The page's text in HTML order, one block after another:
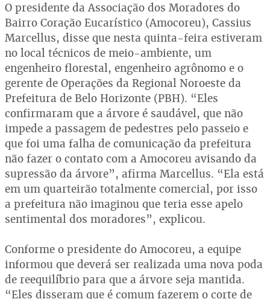
O presidente da Associação dos Moradores do
Bairro Coração Eucarístico (Amocoreu), Cassius
Marcellus, disse que nesta quinta-feira estiveram
no local técnicos de meio-ambiente, um
engenheiro florestal, engenheiro agrônomo e o
gerente de Operações da Regional Noroeste da
Prefeitura de Belo Horizonte (PBH). “Eles
confirmaram que a árvore é saudável, que não
impede a passagem de pedestres pelo passeio e
que foi uma falha de comunicação da prefeitura
não fazer o contato com a Amocoreu avisando da
supressão da árvore”, afirma Marcellus. “Ela está
em um quarteirão totalmente comercial, por isso
a prefeitura não imaginou que teria esse apelo
sentimental dos moradores”, explicou.
Conforme o presidente do Amocoreu, a equipe
informou que deverá ser realizada uma nova poda
de reequilíbrio para que a árvore seja mantida.
“Eles disseram que é comum fazerem o corte de